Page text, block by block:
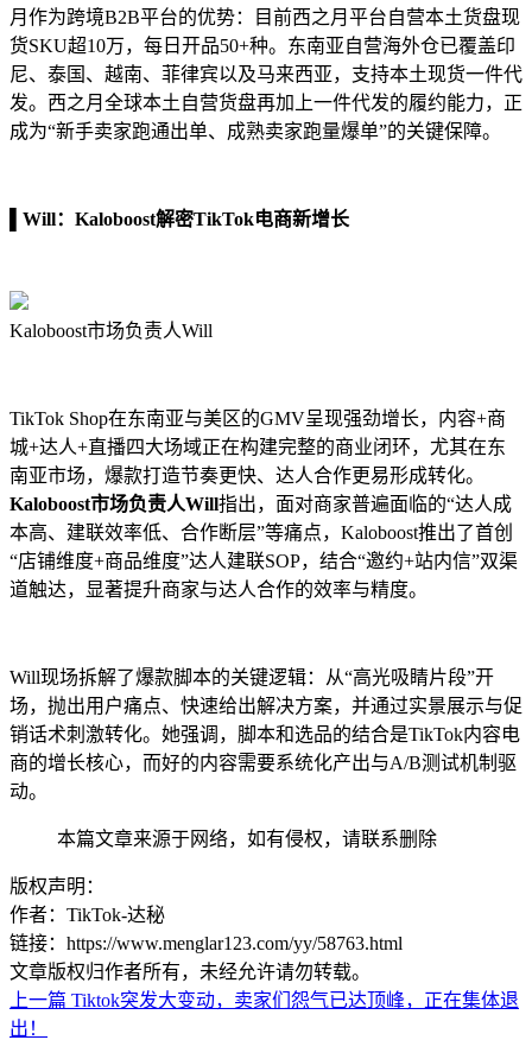
月作为跨境B2B平台的优势：目前西之月平台自营本土货盘现
货SKU超10万，每日开品50+种。东南亚自营海外仓已覆盖印
尼、泰国、越南、菲律宾以及马来西亚，支持本土现货一件代
发。西之月全球本土自营货盘再加上一件代发的履约能力，正
成为“新手卖家跑通出单、成熟卖家跑量爆单”的关键保障。
Will：Kaloboost解密TikTok电商新增长
Kaloboost市场负责人Will
TikTok Shop在东南亚与美区的GMV呈现强劲增长，内容+商
城+达人+直播四大场域正在构建完整的商业闭环，尤其在东
南亚市场，爆款打造节奏更快、达人合作更易形成转化。
Kaloboost市场负责人Will指出，面对商家普遍面临的“达人成
本高、建联效率低、合作断层”等痛点，Kaloboost推出了首创
“店铺维度+商品维度”达人建联SOP，结合“邀约+站内信”双渠
道触达，显著提升商家与达人合作的效率与精度。
Will现场拆解了爆款脚本的关键逻辑：从“高光吸睛片段”开
场，抛出用户痛点、快速给出解决方案，并通过实景展示与促
销话术刺激转化。她强调，脚本和选品的结合是TikTok内容电
商的增长核心，而好的内容需要系统化产出与A/B测试机制驱
动。
本篇文章来源于网络，如有侵权，请联系删除
版权声明：
作者：TikTok-达秘
链接：https://www.menglar123.com/yy/58763.html
文章版权归作者所有，未经允许请勿转载。
上一篇 Tiktok突发大变动，卖家们怨气已达顶峰，正在集体退
出！